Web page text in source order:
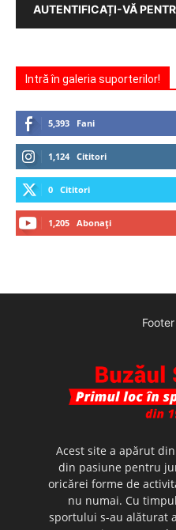
AUTENTIFICAȚI-VĂ
Intră în galeria suporterilor!
5,393 Fani
1,124 Cititori
0 Cititori
1,205 Abonați
Acest site a apărut
din pasiune pentru
oricărei forme de
nu numai. Cu
sportului s-au alăturat